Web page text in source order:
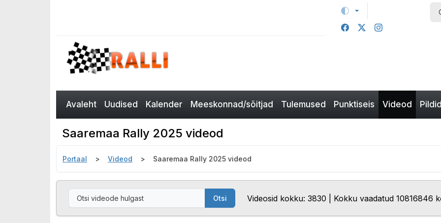
Avaleht Uudised Kalender Meeskonnad/sõitjad Tulemused Punktiseis Videod
Saaremaa Rally 2025 videod
Portaal Videod Saaremaa Rally 2025 videod
Otsi Videosid kokku: 3830 | Kokku vaadatud 10816846